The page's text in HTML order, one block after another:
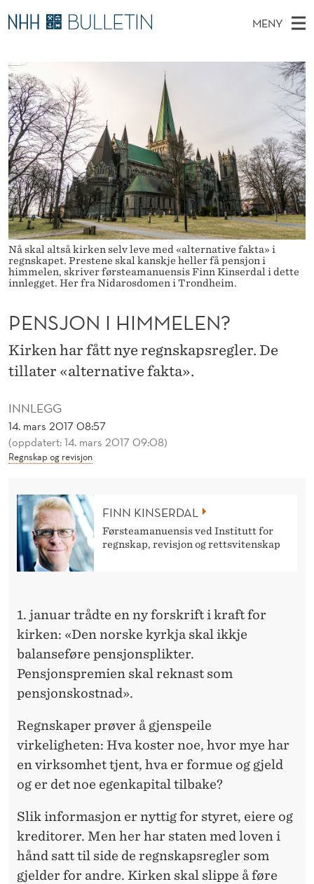
P
E
N
S
J
O
N
H
M
E
L
E
N
?
MENY
O
V
E
D
M
E
N
Y
Ø
K
I
N
E
T
T
S
T
E
D
E
T
Stipendiater og nye forskerprofiler
Disputaser
Ekspertutvalg
Om Bulletin
Nå skal altså kirken selv leve med «alternative fakta» i
regnskapet. Prestene skal kanskje heller få pensjon i
himmelen, skriver førsteamanuensis Finn Kinserdal i dette
innlegget. Her fra Nidarosdomen i Trondheim.
INNLEGG
14. mars 2017 08:57
(oppdatert: 14. mars 2017 09:08)
Regnskap og revisjon
PENSJON I HIMMELEN?
Kirken har fått nye regnskapsregler. De
tillater «alternative fakta».
FINN KINSERDAL
Førsteamanuensis ved Institutt for
regnskap, revisjon og rettsvitenskap
1. januar trådte en ny forskrift i kraft for
kirken: «Den norske kyrkja skal ikkje
balanseføre pensjonsplikter.
Pensjonspremien skal reknast som
pensjonskostnad».
Regnskaper prøver å gjenspeile
virkeligheten: Hva koster noe, hvor mye har
en virksomhet tjent, hva er formue og gjeld
og er det noe egenkapital tilbake?
Slik informasjon er nyttig for styret, eiere og
kreditorer. Men her har staten med loven i
hånd satt til side de regnskapsregler som
gjelder for andre. Kirken skal slippe å føre